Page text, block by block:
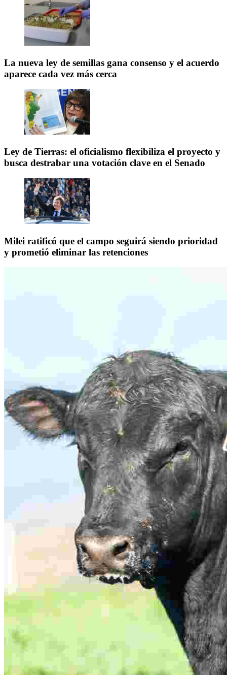
La nueva ley de semillas gana consenso y el acuerdo
aparece cada vez más cerca
Ley de Tierras: el oficialismo flexibiliza el proyecto y
busca destrabar una votación clave en el Senado
Milei ratificó que el campo seguirá siendo prioridad
y prometió eliminar las retenciones